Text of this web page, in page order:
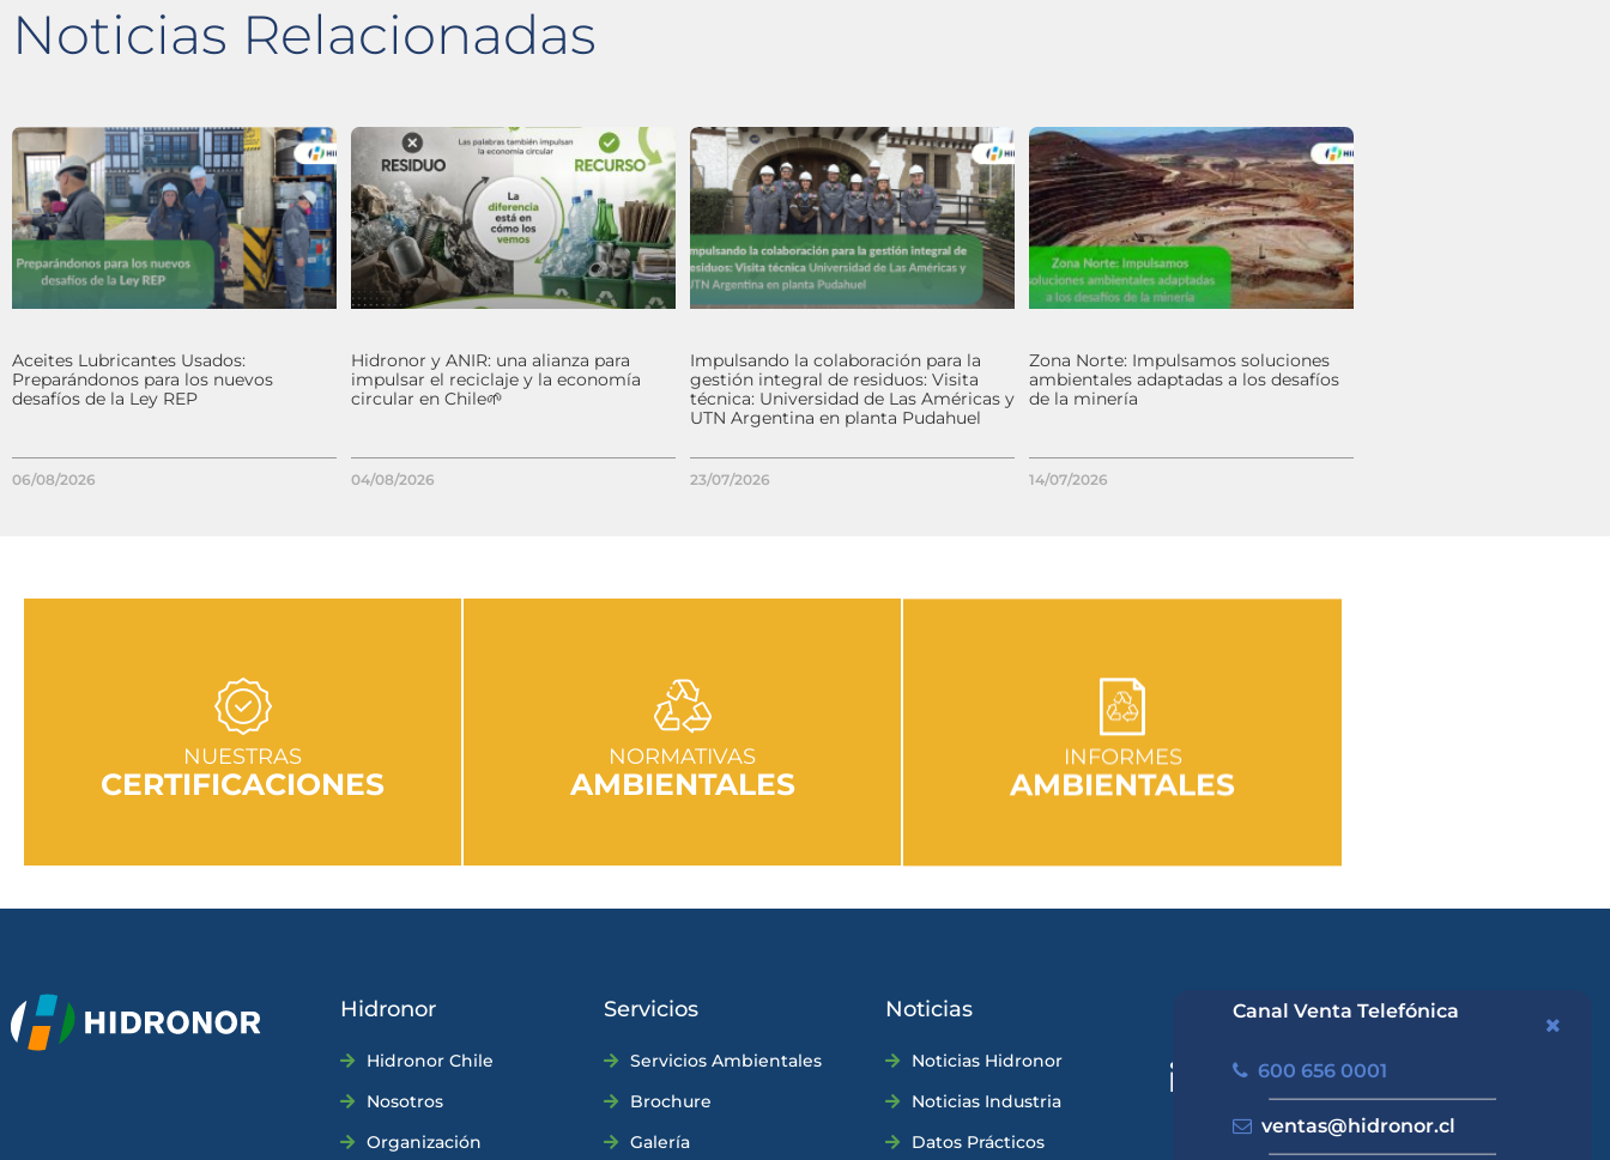
Canal Venta Telefónica
600 656 0001
ventas@hidronor.cl
Noticias Relacionadas
Aceites Lubricantes Usados:
Preparándonos para los nuevos
desafíos de la Ley REP
06/08/2026
Hidronor y ANIR: una alianza para
impulsar el reciclaje y la economía
circular en Chile🌱
04/08/2026
Impulsando la colaboración para la
gestión integral de residuos: Visita
técnica: Universidad de Las Américas y
UTN Argentina en planta Pudahuel
23/07/2026
Zona Norte: Impulsamos soluciones
ambientales adaptadas a los desafíos
de la minería
14/07/2026
NUESTRAS
CERTIFICACIONES
IR A SECCIÓN
NORMATIVAS
AMBIENTALES
IR A SECCIÓN
INFORMES
AMBIENTALES
IR A SECCIÓN
Hidronor
Hidronor Chile
Nosotros
Organización
Servicios
Servicios Ambientales
Brochure
Galería
Noticias
Noticias Hidronor
Noticias Industria
Datos Prácticos